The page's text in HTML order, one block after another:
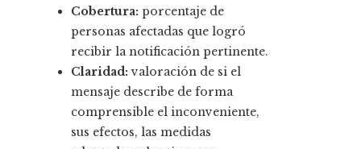
Cobertura: porcentaje de
personas afectadas que logró
recibir la notificación pertinente.
Claridad: valoración de si el
mensaje describe de forma
comprensible el inconveniente,
sus efectos, las medidas